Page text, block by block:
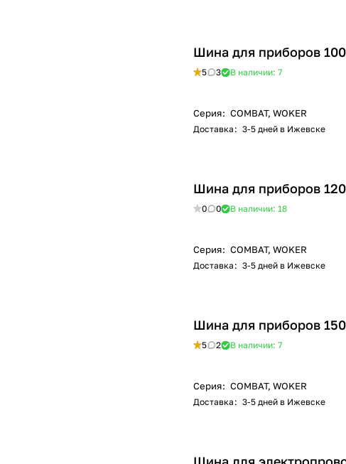
Шина для приборов
5 3 В наличии: 7
Серия: COMBAT, WOKER
Доставка : 3-5 дней в Ижевске
Шина для приборов
0 0 В наличии: 18
Серия: COMBAT, WOKER
Доставка : 3-5 дней в Ижевске
Шина для приборов
5 2 В наличии: 7
Серия: COMBAT, WOKER
Доставка : 3-5 дней в Ижевске